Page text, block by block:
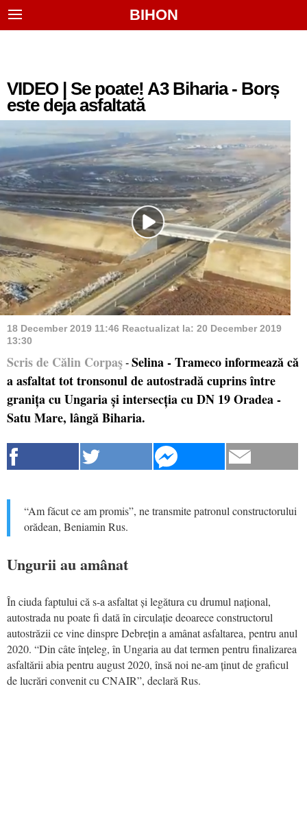
BIHON
VIDEO | Se poate! A3 Biharia - Borș
este deja asfaltată
18 December 2019 11:46 Reactualizat la: 20 December 2019
13:30
Scris de Călin Corpaş - Selina - Trameco informează că
a asfaltat tot tronsonul de autostradă cuprins între
granița cu Ungaria și intersecția cu DN 19 Oradea -
Satu Mare, lângă Biharia.
“Am făcut ce am promis”, ne transmite patronul constructorului
orădean, Beniamin Rus.
Ungurii au amânat
În ciuda faptului că s-a asfaltat și legătura cu drumul național,
autostrada nu poate fi dată în circulație deoarece constructorul
autostrăzii ce vine dinspre Debrețin a amânat asfaltarea, pentru anul
2020. “Din câte înțeleg, în Ungaria au dat termen pentru finalizarea
asfaltării abia pentru august 2020, însă noi ne-am ținut de graficul
de lucrări convenit cu CNAIR”, declară Rus.